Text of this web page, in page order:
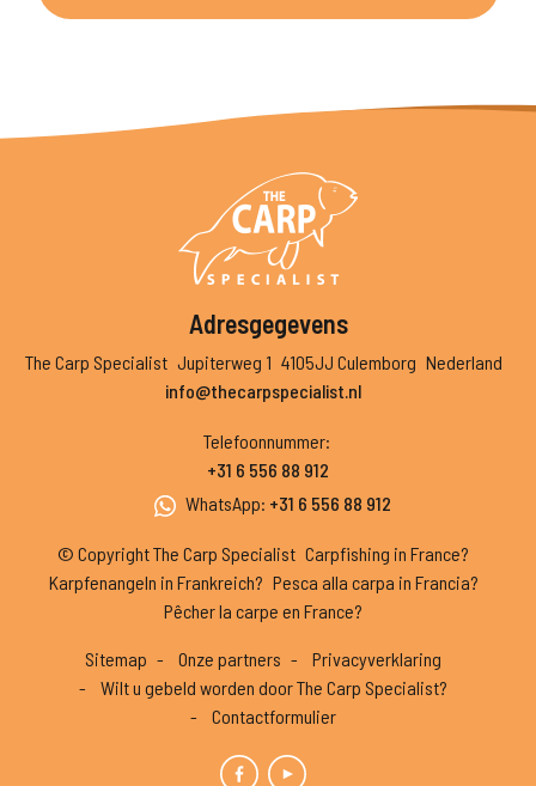
Adresgegevens
The Carp Specialist Jupiterweg 1 4105JJ Culemborg Nederland
info@thecarpspecialist.nl
Telefoonnummer:
+31 6 556 88 912
WhatsApp: +31 6 556 88 912
© Copyright The Carp Specialist Carpfishing in France?
Karpfenangeln in Frankreich? Pesca alla carpa in Francia?
Pêcher la carpe en France?
Sitemap Onze partners
Privacyverklaring
Wilt u gebeld worden door The Carp Specialist?
Contactformulier